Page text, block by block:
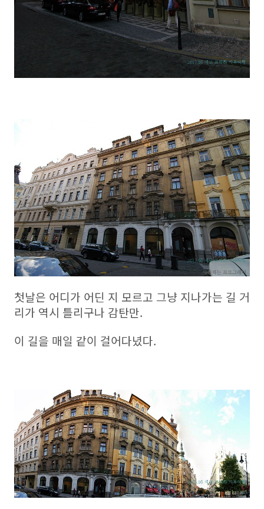
첫날은 어디가 어딘 지 모르고 그냥 지나가는 길 거
리가 역시 틀리구나 감탄만.
이 길을 매일 같이 걸어다녔다.